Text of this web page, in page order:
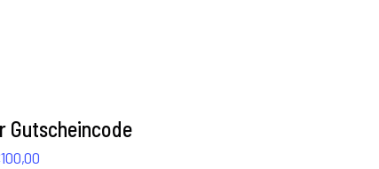
Gutscheincode
100,00